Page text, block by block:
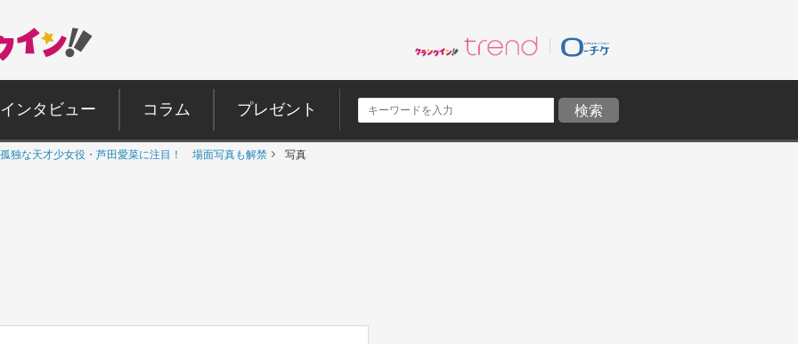
インタビュー コラム プレゼント
独な天才少女役・芦田愛菜に注目！ 場面写真も解禁 写真